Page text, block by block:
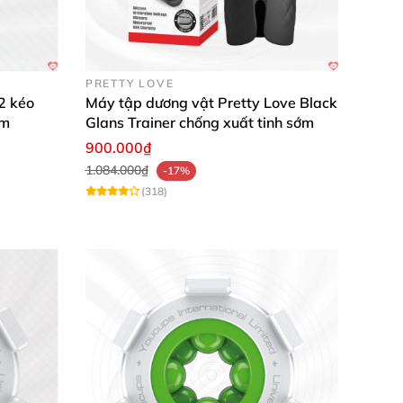
khó chịu. Bạn có thể thoải mái sử dụng
kéo
PRETTY LOVE
Máy tập dương vật Pretty Love Black
Glans Trainer chống xuất tinh sớm
900.000₫
1.084.000₫
-17%
(318)